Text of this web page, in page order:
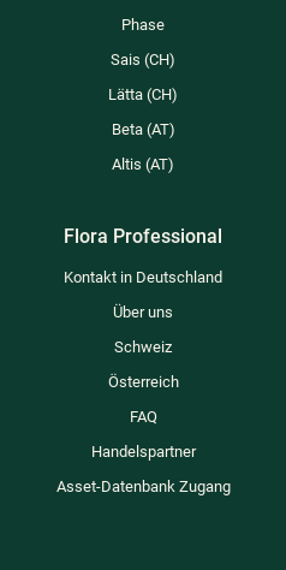
Phase
Sais (CH)
Lätta (CH)
Beta (AT)
Altis (AT)
Flora Professional
Kontakt in Deutschland
Über uns
Schweiz
Österreich​
FAQ
Handelspartner
Asset-Datenbank Zugang